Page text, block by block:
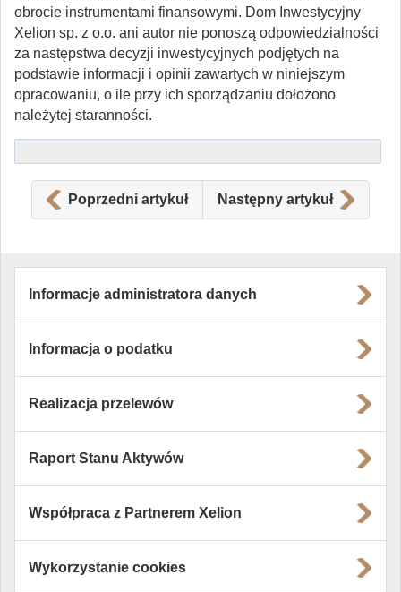
obrocie instrumentami finansowymi. Dom Inwestycyjny
Xelion sp. z o.o. ani autor nie ponoszą odpowiedzialności
za następstwa decyzji inwestycyjnych podjętych na
podstawie informacji i opinii zawartych w niniejszym
opracowaniu, o ile przy ich sporządzaniu dołożono
należytej staranności.
Poprzedni artykuł Następny artykuł
Informacje administratora danych
Informacja o podatku
Realizacja przelewów
Raport Stanu Aktywów
Współpraca z Partnerem Xelion
Wykorzystanie cookies